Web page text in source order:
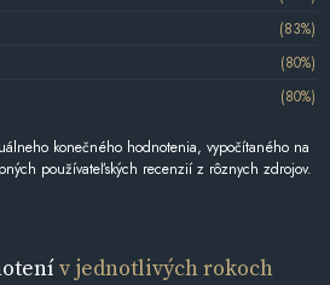
(83%)
(80%)
(80%)
konečného hodnotenia, vypočítaného na
používateľských recenzií z rôznych zdrojov.
v jednotlivých rokoch